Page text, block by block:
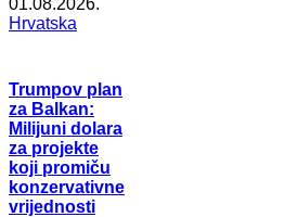
01.08.2026.
Hrvatska
Trumpov plan
za Balkan:
Milijuni dolara
za projekte
koji promiču
konzervativne
vrijednosti